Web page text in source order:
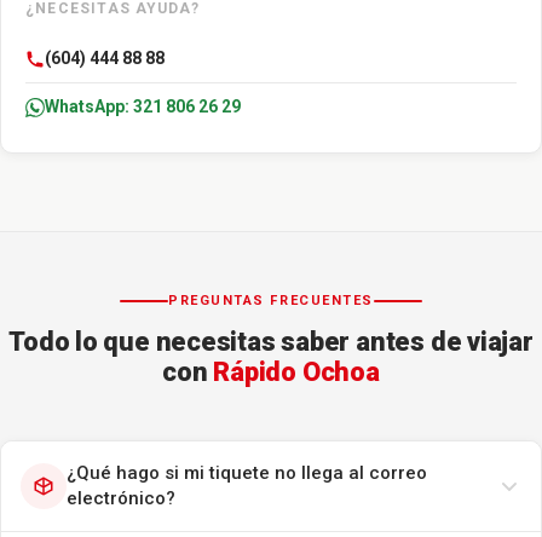
¿NECESITAS AYUDA?
(604) 444 88 88
WhatsApp: 321 806 26 29
PREGUNTAS FRECUENTES
Todo lo que necesitas saber antes de viajar
con Rápido Ochoa
¿Qué hago si mi tiquete no llega al correo
electrónico?